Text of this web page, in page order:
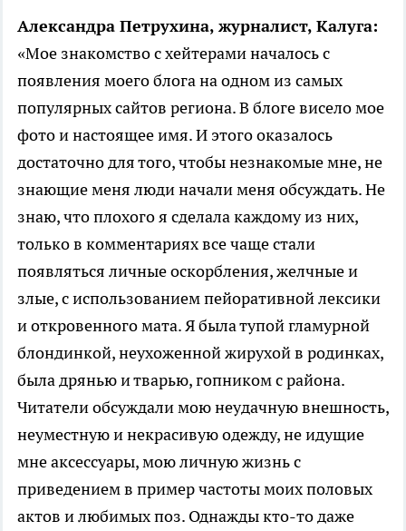
Александра Петрухина, журналист, Калуга:
«Мое знакомство с хейтерами началось с
появления моего блога на одном из самых
популярных сайтов региона. В блоге висело мое
фото и настоящее имя. И этого оказалось
достаточно для того, чтобы незнакомые мне, не
знающие меня люди начали меня обсуждать. Не
знаю, что плохого я сделала каждому из них,
только в комментариях все чаще стали
появляться личные оскорбления, желчные и
злые, с использованием пейоративной лексики
и откровенного мата. Я была тупой гламурной
блондинкой, неухоженной жирухой в родинках,
была дрянью и тварью, гопником с района.
Читатели обсуждали мою неудачную внешность,
неуместную и некрасивую одежду, не идущие
мне аксессуары, мою личную жизнь с
приведением в пример частоты моих половых
актов и любимых поз. Однажды кто-то даже